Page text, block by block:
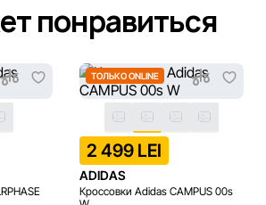
понравиться
ТОЛЬКО ONLINE
2 499 LEI
ADIDAS
Кроссовки Adidas CAMPUS 00s